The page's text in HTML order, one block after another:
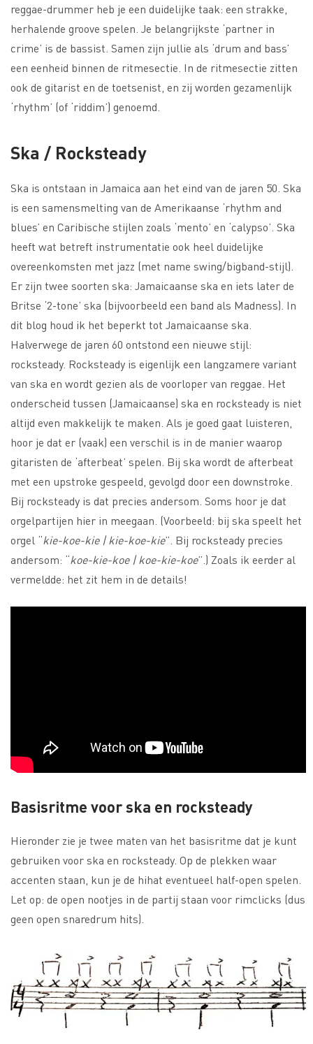
reggae-drummer heb je een duidelijke taak: een strakke,
herhalende groove spelen. Je belangrijkste ‘partner in
crime’ is de bassist. Samen zijn jullie als ‘drum and bass’
een eenheid binnen de ritmesectie. In de ritmesectie zitten
ook de gitarist en de toetsenist, en zij worden gezamenlijk
‘rhythm’ (of ‘riddim’) genoemd.
Ska / Rocksteady
Ska is ontstaan in Jamaica aan het eind van de jaren 50. Ska
is een samensmelting van de Amerikaanse ‘rhythm and
blues’ en Caribische stijlen zoals ‘mento’ en ‘calypso’. Ska
heeft wat betreft instrumentatie ook heel duidelijke
overeenkomsten met jazz (met name swing/bigband-stijl).
Er zijn twee soorten ska: Jamaicaanse ska en iets later de
Britse ‘2-tone’ ska (bijvoorbeeld een band als Madness). In
dit blog houd ik het beperkt tot Jamaicaanse ska.
Halverwege de jaren 60 ontstond een nieuwe stijl:
rocksteady. Rocksteady is eigenlijk een langzamere variant
van ska en wordt gezien als de voorloper van reggae. Het
onderscheid tussen (Jamaicaanse) ska en rocksteady is niet
altijd even makkelijk te maken. Als je goed gaat luisteren,
hoor je dat er (vaak) een verschil is in de manier waarop
gitaristen de ‘afterbeat’ spelen. Bij ska wordt de afterbeat
met een upstroke gespeeld, gevolgd door een downstroke.
Bij rocksteady is dat precies andersom. Soms hoor je dat
orgelpartijen hier in meegaan. (Voorbeeld: bij ska speelt het
orgel “kie-koe-kie | kie-koe-kie”. Bij rocksteady precies
andersom: “koe-kie-koe | koe-kie-koe”.) Zoals ik eerder al
vermeldde: het zit hem in de details!
Basisritme voor ska en rocksteady
Hieronder zie je twee maten van het basisritme dat je kunt
gebruiken voor ska en rocksteady. Op de plekken waar
accenten staan, kun je de hihat eventueel half-open spelen.
Let op: de open nootjes in de partij staan voor rimclicks (dus
geen open snaredrum hits).